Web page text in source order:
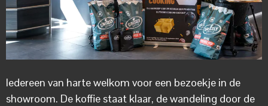
Iedereen van harte welkom voor een bezoekje in de
showroom. De koffie staat klaar, de wandeling door de